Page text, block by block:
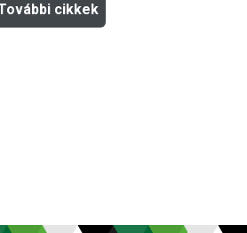
cikkek